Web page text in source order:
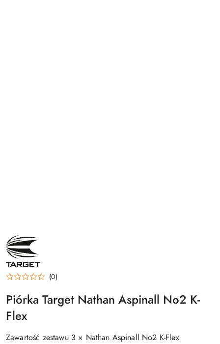
NAZWA
PRODUCENTA:
TARGET
(0)
Piórka Target Nathan Aspinall No2 K-
Flex
Zawartość zestawu 3 × Nathan Aspinall No2 K-Flex